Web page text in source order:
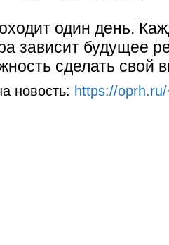
один день.
зависит будущее
сделать свой
новость: https://